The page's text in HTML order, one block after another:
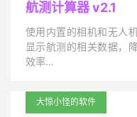
航测计算器 v2.1
使用内置的相机和无人
显示航测的相关数据，
效率…
大惊小怪的软件